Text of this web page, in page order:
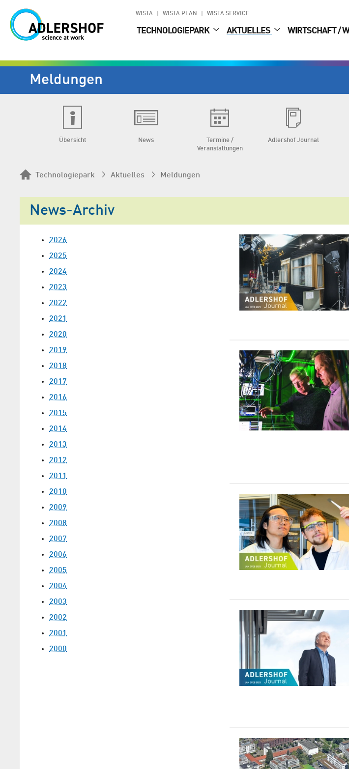
WISTA WISTA.PLAN WISTA.SERVICE
TECHNOLOGIEPARK AKTUELLES WIRTSCHAFT /
Meldungen
Übersicht News
Termine /
Veranstaltungen
Adlershof Journal
Technologiepark Aktuelles Meldungen
News-Archiv
2026
2025
2024
2023
2022
2021
2020
2019
2018
2017
2016
2015
2014
2013
2012
2011
2010
2009
2008
2007
2006
2005
2004
2003
2002
2001
2000